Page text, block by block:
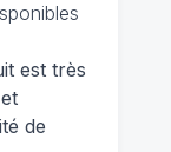
est très
de